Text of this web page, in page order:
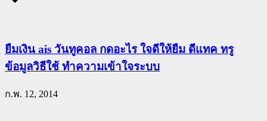
ยืมเงิน ais วันทูคอล กดอะไร ใจดีให้ยืม ดีแทค ทรู
ข้อมูลวิธีใช้ ทำความเข้าใจระบบ
ก.พ. 12, 2014